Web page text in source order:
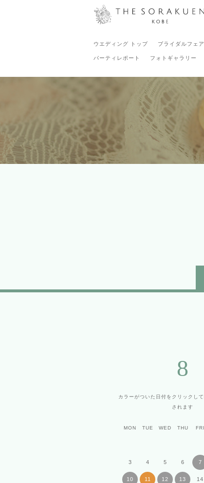
ウエディング トップ ブライダルフェア
パーティレポート フォトギャラリー
8
カラーがついた日付をクリックして
されます
MON TUE WED THU FRI
3 4 5 6 7
10 11 12 13 14